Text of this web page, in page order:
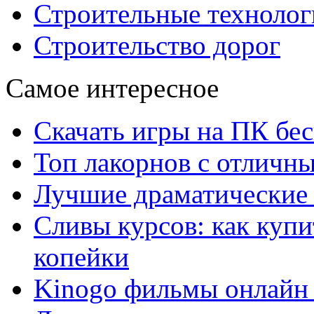
Строительные
Строительство дорог
Самое интересное
Скачать игры на ПК
Топ лакорнов с
Лучшие
Сливы курсов: как
копейки
Kinogo фильмы онлайн